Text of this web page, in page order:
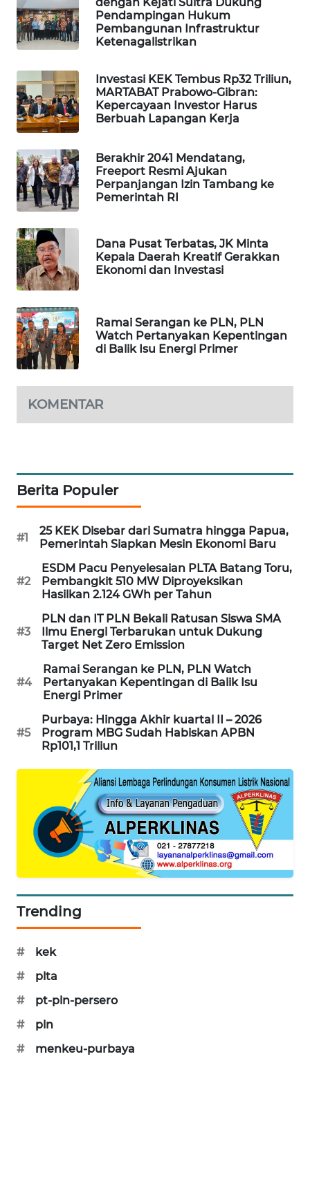
Pendampingan Hukum
Pembangunan Infrastruktur
Ketenagalistrikan
Investasi KEK Tembus Rp32 Triliun,
MARTABAT Prabowo-Gibran:
Kepercayaan Investor Harus
Berbuah Lapangan Kerja
Berakhir 2041 Mendatang,
Freeport Resmi Ajukan
Perpanjangan Izin Tambang ke
Pemerintah RI
Dana Pusat Terbatas, JK Minta
Kepala Daerah Kreatif Gerakkan
Ekonomi dan Investasi
Ramai Serangan ke PLN, PLN
Watch Pertanyakan Kepentingan
di Balik Isu Energi Primer
KOMENTAR
Berita Populer
#1
25 KEK Disebar dari Sumatra hingga Papua,
Pemerintah Siapkan Mesin Ekonomi Baru
#2
ESDM Pacu Penyelesaian PLTA Batang Toru,
Pembangkit 510 MW Diproyeksikan
Hasilkan 2.124 GWh per Tahun
#3
PLN dan IT PLN Bekali Ratusan Siswa SMA
Ilmu Energi Terbarukan untuk Dukung
Target Net Zero Emission
#4
Ramai Serangan ke PLN, PLN Watch
Pertanyakan Kepentingan di Balik Isu
Energi Primer
#5
Purbaya: Hingga Akhir kuartal II – 2026
Program MBG Sudah Habiskan APBN
Rp101,1 Triliun
Trending
#
kek
#
plta
#
pt-pln-persero
#
pln
#
menkeu-purbaya
WISATA
LAPAK
Wahana
Network
LISTRIK
MASYARAKAT
KELISTRIKAN
WALINKI
ID
MAWAKA
ID
MARTABAT
NET
PLN
WATCH
LPKKI
PORTAL
FORWAMKI
ALPERKLINAS
FORJASIDA
TAMBANG
NEWS
SITUNGIR
NEWS
SIDIKALANG
SIBARAGAS
METRO
SIANTAR
METRO
NEWS